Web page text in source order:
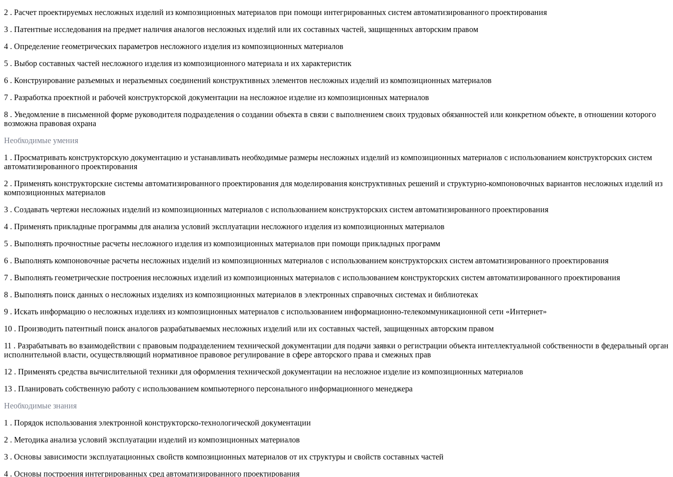
2 . Расчет проектируемых несложных изделий из композиционных материалов при помощи интегрированных систем автоматизированного проектирования
3 . Патентные исследования на предмет наличия аналогов несложных изделий или их составных частей, защищенных авторским правом
4 . Определение геометрических параметров несложного изделия из композиционных материалов
5 . Выбор составных частей несложного изделия из композиционного материала и их характеристик
6 . Конструирование разъемных и неразъемных соединений конструктивных элементов несложных изделий из композиционных материалов
7 . Разработка проектной и рабочей конструкторской документации на несложное изделие из композиционных материалов
8 . Уведомление в письменной форме руководителя подразделения о создании объекта в связи с выполнением своих трудовых обязанностей или конкретном объекте, в отношении которого
возможна правовая охрана
Необходимые умения
1 . Просматривать конструкторскую документацию и устанавливать необходимые размеры несложных изделий из композиционных материалов с использованием конструкторских систем
автоматизированного проектирования
2 . Применять конструкторские системы автоматизированного проектирования для моделирования конструктивных решений и структурно-компоновочных вариантов несложных изделий из
композиционных материалов
3 . Создавать чертежи несложных изделий из композиционных материалов с использованием конструкторских систем автоматизированного проектирования
4 . Применять прикладные программы для анализа условий эксплуатации несложного изделия из композиционных материалов
5 . Выполнять прочностные расчеты несложного изделия из композиционных материалов при помощи прикладных программ
6 . Выполнять компоновочные расчеты несложных изделий из композиционных материалов с использованием конструкторских систем автоматизированного проектирования
7 . Выполнять геометрические построения несложных изделий из композиционных материалов с использованием конструкторских систем автоматизированного проектирования
8 . Выполнять поиск данных о несложных изделиях из композиционных материалов в электронных справочных системах и библиотеках
9 . Искать информацию о несложных изделиях из композиционных материалов с использованием информационно-телекоммуникационной сети «Интернет»
10 . Производить патентный поиск аналогов разрабатываемых несложных изделий или их составных частей, защищенных авторским правом
11 . Разрабатывать во взаимодействии с правовым подразделением технической документации для подачи заявки о регистрации объекта интеллектуальной собственности в федеральный орган
исполнительной власти, осуществляющий нормативное правовое регулирование в сфере авторского права и смежных прав
12 . Применять средства вычислительной техники для оформления технической документации на несложное изделие из композиционных материалов
13 . Планировать собственную работу с использованием компьютерного персонального информационного менеджера
Необходимые знания
1 . Порядок использования электронной конструкторско-технологической документации
2 . Методика анализа условий эксплуатации изделий из композиционных материалов
3 . Основы зависимости эксплуатационных свойств композиционных материалов от их структуры и свойств составных частей
4 . Основы построения интегрированных сред автоматизированного проектирования